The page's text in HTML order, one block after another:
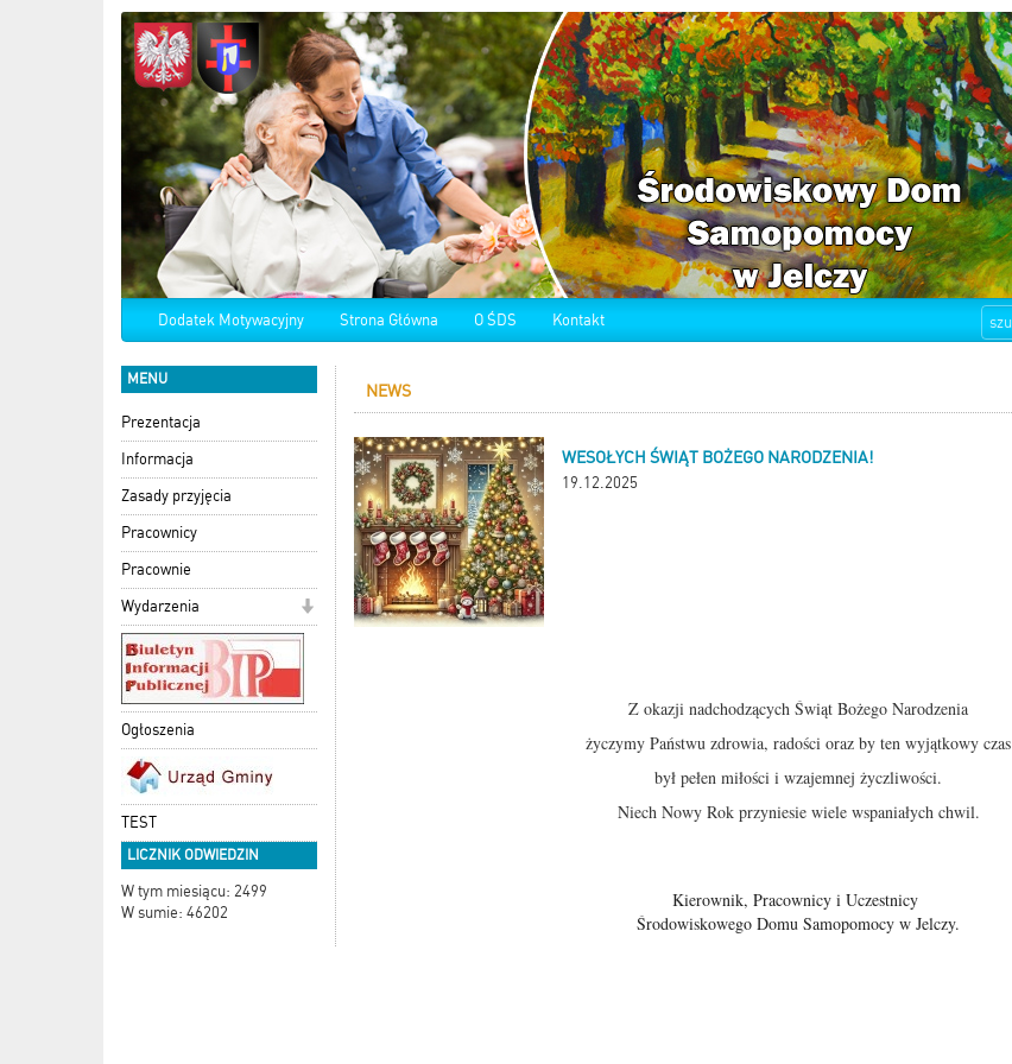
Dodatek Motywacyjny Strona Główna O ŚDS Kontakt
MENU
Prezentacja
Informacja
Zasady przyjęcia
Pracownicy
Pracownie
Wydarzenia
Ogłoszenia
TEST
LICZNIK ODWIEDZIN
W tym miesiącu: 2499
W sumie: 46202
NEWS
WESOŁYCH ŚWIĄT BOŻEGO NARODZENIA!
19.12.2025
Z okazji nadchodzących Świąt Bożego Narodzenia
życzymy Państwu zdrowia, radości oraz by ten wyjątkowy czas
był pełen miłości i wzajemnej życzliwości.
Niech Nowy Rok przyniesie wiele wspaniałych chwil.
Kierownik, Pracownicy i Uczestnicy
Środowiskowego Domu Samopomocy w Jelczy.